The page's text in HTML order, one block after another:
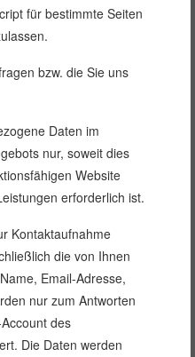
für bestimmte Seiten
bzw. die Sie uns
Daten im
nur, soweit dies
Website
erforderlich ist.
Kontaktaufnahme
die von Ihnen
Email-Adresse,
nur zum Antworten
des
Die Daten werden